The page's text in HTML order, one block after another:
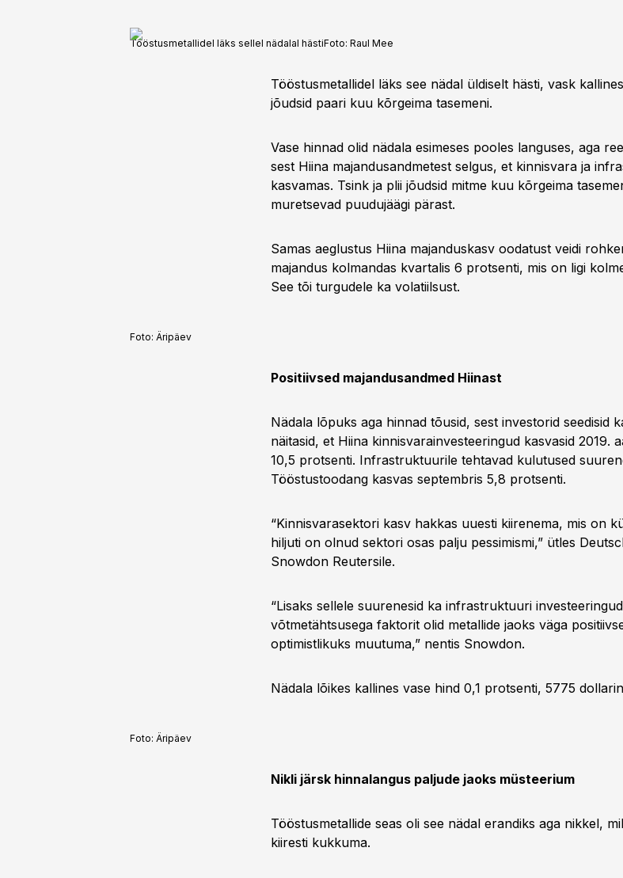
Tööstusmetallidel läks sellel nädalal hästiFoto: Raul Mee
Tööstusmetallidel läks see nädal üldiselt hästi, vask
jõudsid paari kuu kõrgeima tasemeni.
Vase hinnad olid nädala esimeses pooles languses, aga
sest Hiina majandusandmetest selgus, et kinnisvara ja
kasvamas. Tsink ja plii jõudsid mitme kuu kõrgeima
muretsevad puudujäägi pärast.
Samas aeglustus Hiina majanduskasv oodatust veidi
majandus kolmandas kvartalis 6 protsenti, mis on ligi
See tõi turgudele ka volatiilsust.
Foto: Äripäev
Positiivsed majandusandmed Hiinast
Nädala lõpuks aga hinnad tõusid, sest investorid seedisid
näitasid, et Hiina kinnisvarainvesteeringud kasvasid 2019.
10,5 protsenti. Infrastruktuurile tehtavad kulutused
Tööstustoodang kasvas septembris 5,8 protsenti.
“Kinnisvarasektori kasv hakkas uuesti kiirenema, mis on
hiljuti on olnud sektori osas palju pessimismi,” ütles
Snowdon Reutersile.
“Lisaks sellele suurenesid ka infrastruktuuri
võtmetähtsusega faktorit olid metallide jaoks väga
optimistlikuks muutuma,” nentis Snowdon.
Nädala lõikes kallines vase hind 0,1 protsenti, 5775
Foto: Äripäev
Nikli järsk hinnalangus paljude jaoks müsteerium
Tööstusmetallide seas oli see nädal erandiks aga nikkel,
kiiresti kukkuma.